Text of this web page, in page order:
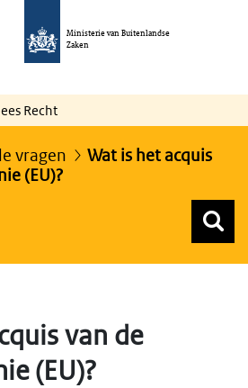
Ministerie van Buitenlandse
Zaken
Recht
vragen
Wat is het acquis
(EU)?
van de
(EU)?